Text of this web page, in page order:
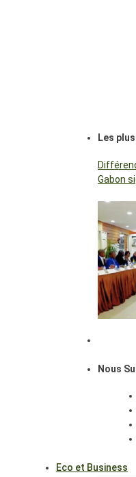
Les
Gabon
Nous
Eco et Business